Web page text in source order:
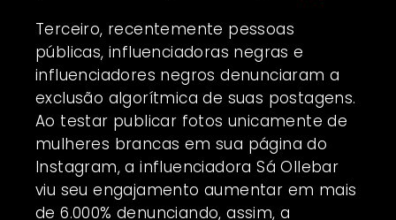
Terceiro, recentemente pessoas
públicas, influenciadoras negras e
influenciadores negros denunciaram a
exclusão algorítmica de suas postagens.
Ao testar publicar fotos unicamente de
mulheres brancas em sua página do
Instagram, a influenciadora Sá Ollebar
viu seu engajamento aumentar em mais
de 6.000% denunciando, assim, a